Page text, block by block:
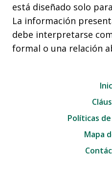
está diseñado solo
La información
debe interpretarse
formal o una relación
Políticas
Mapa